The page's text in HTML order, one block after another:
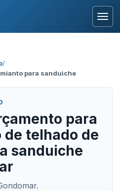
/
para sanduiche
para
telhado de
sanduiche